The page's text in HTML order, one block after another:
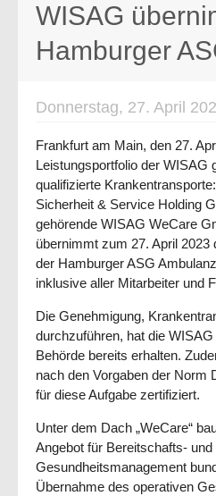
WISAG
Hamburger
Donnerstag, 27. April
Frankfurt am Main, den 27.
Leistungsportfolio der WISAG
qualifizierte
Sicherheit & Service Holding
gehörende WISAG WeCare
übernimmt zum 27. April
der Hamburger ASG
inklusive aller Mitarbeiter und
Die Genehmigung,
durchzuführen, hat die
Behörde bereits erhalten.
nach den Vorgaben der Norm
für diese Aufgabe zertifiziert.
Unter dem Dach „WeCare“
Angebot für Bereitschafts-
Gesundheitsmanagement
Übernahme des operativen